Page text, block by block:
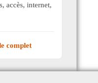
accès, internet,
complet